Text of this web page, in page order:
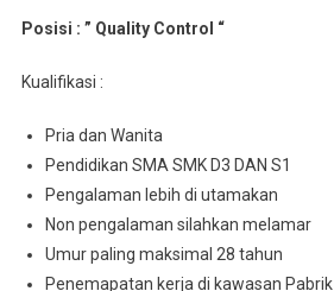
Posisi : ” Quality Control “
Kualifikasi :
Pria dan Wanita
Pendidikan SMA SMK D3 DAN S1
Pengalaman lebih di utamakan
Non pengalaman silahkan melamar
Umur paling maksimal 28 tahun
Penemapatan kerja di kawasan Pabrik